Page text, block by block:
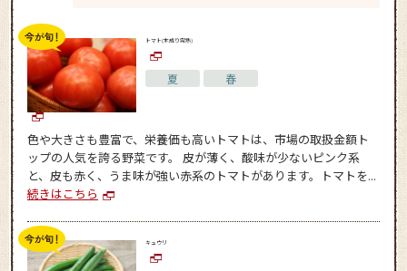
トマト(木成り完熟)
夏 春
色や大きさも豊富で、栄養価も高いトマトは、市場の取扱金額ト
ップの人気を誇る野菜です。 皮が薄く、酸味が少ないピンク系
と、皮も赤く、うま味が強い赤系のトマトがあります。トマトを...
続きはこちら
キュウリ